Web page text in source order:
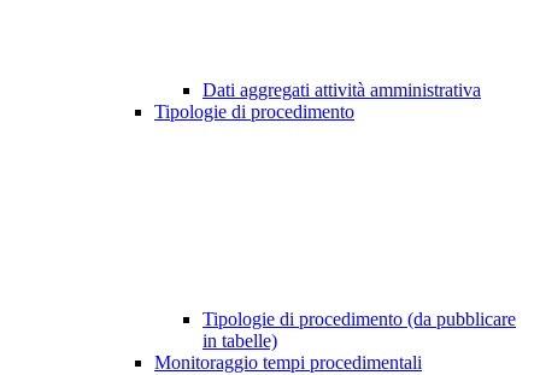
Dati aggregati attività amministrativa
Tipologie di procedimento
Tipologie di procedimento (da pubblicare
in tabelle)
Monitoraggio tempi procedimentali